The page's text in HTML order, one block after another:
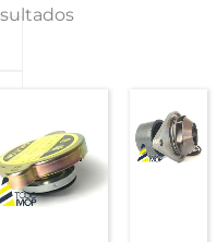
por